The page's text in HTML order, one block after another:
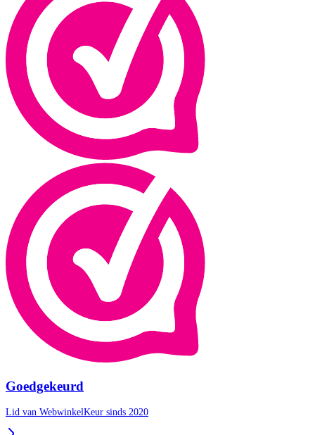
Goedgekeurd
Lid van WebwinkelKeur sinds 2020